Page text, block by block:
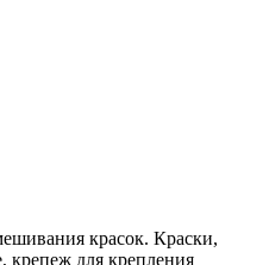
красок. Краски,
крепеж для крепления